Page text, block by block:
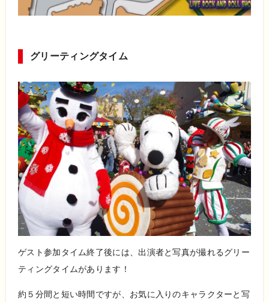
グリーティングタイム
ゲスト参加タイム終了後には、出演者と写真が撮れるグリー
ティングタイムがあります！
約５分間と短い時間ですが、お気に入りのキャラクターと写